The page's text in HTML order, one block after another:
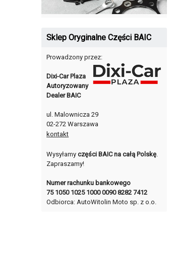
Sklep Oryginalne Części BAIC
Prowadzony przez:
Dixi-Car Plaza
Autoryzowany
Dealer BAIC
ul. Malownicza 29
02-272 Warszawa
kontakt
Wysyłamyczęści BAIC na całą Polskę.
Zapraszamy!
Numer rachunku bankowego
75 1050 1025 1000 0090 8282 7412
Odbiorca: AutoWitolin Moto sp. z o.o.